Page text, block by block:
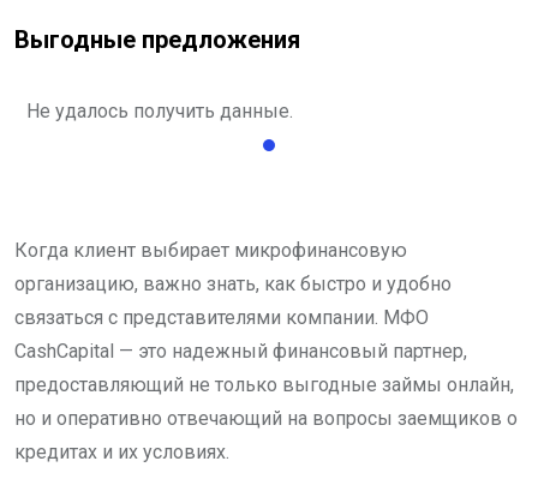
Выгодные предложения
Не удалось получить данные.
Когда клиент выбирает микрофинансовую
организацию, важно знать, как быстро и удобно
связаться с представителями компании. МФО
CashCapital — это надежный финансовый партнер,
предоставляющий не только выгодные займы онлайн,
но и оперативно отвечающий на вопросы заемщиков о
кредитах и их условиях.